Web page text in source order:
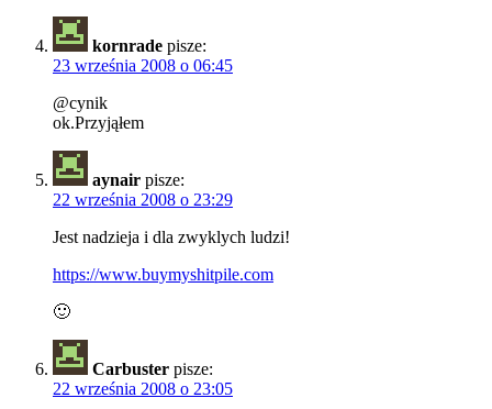
kornrade pisze:
23 września 2008 o 06:45
@cynik
ok.Przyjąłem
aynair pisze:
22 września 2008 o 23:29
Jest nadzieja i dla zwyklych ludzi!
https://www.buymyshitpile.com
🙂
Carbuster pisze:
22 września 2008 o 23:05